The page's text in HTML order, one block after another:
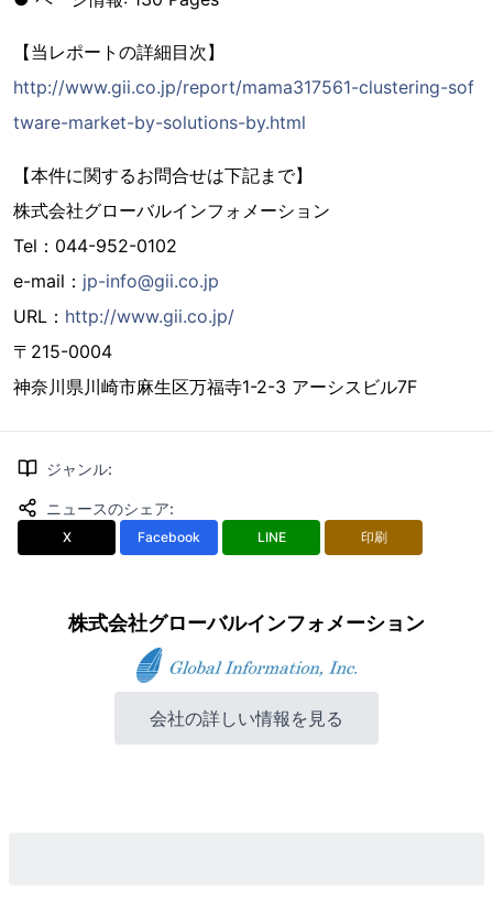
【当レポートの詳細目次】
http://www.gii.co.jp/report/mama317561-clustering-sof
tware-market-by-solutions-by.html
【本件に関するお問合せは下記まで】
株式会社グローバルインフォメーション
Tel：044-952-0102
e-mail： jp-info@gii.co.jp
URL： http://www.gii.co.jp/
〒215-0004
神奈川県川崎市麻生区万福寺1-2-3 アーシスビル7F
ジャンル:
ニュースのシェア:
X Facebook LINE 印刷
株式会社グローバルインフォメーション
会社の詳しい情報を見る